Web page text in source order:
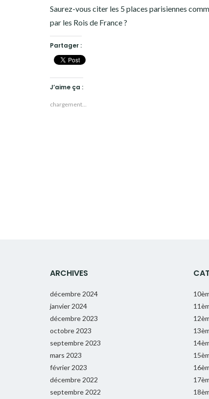
Saurez-vous citer les 5 places parisiennes
par les Rois de France ?
Partager :
J’aime ça :
chargement…
ARCHIVES
décembre 2024
janvier 2024
décembre 2023
octobre 2023
septembre 2023
mars 2023
février 2023
décembre 2022
septembre 2022